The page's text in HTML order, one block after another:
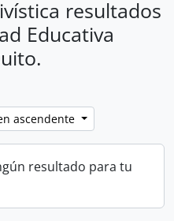
resultados
Educativa
ascendente
resultado para tu